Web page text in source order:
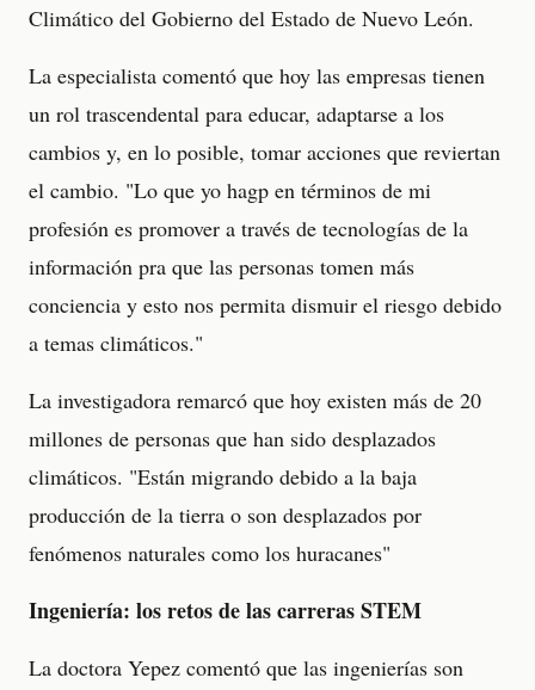
Climático del Gobierno del Estado de Nuevo León.
La especialista comentó que hoy las empresas tienen
un rol trascendental para educar, adaptarse a los
cambios y, en lo posible, tomar acciones que reviertan
el cambio. "Lo que yo hagp en términos de mi
profesión es promover a través de tecnologías de la
información pra que las personas tomen más
conciencia y esto nos permita dismuir el riesgo debido
a temas climáticos."
La investigadora remarcó que hoy existen más de 20
millones de personas que han sido desplazados
climáticos. "Están migrando debido a la baja
producción de la tierra o son desplazados por
fenómenos naturales como los huracanes"
Ingeniería: los retos de las carreras STEM
La doctora Yepez comentó que las ingenierías son